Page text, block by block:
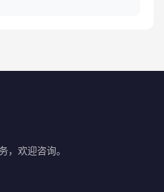
，欢迎咨询。